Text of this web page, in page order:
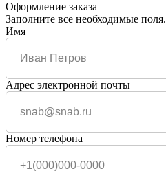
Оформление заказа
Заполните все необходимые поля.
Имя
Адрес электронной почты
Номер телефона